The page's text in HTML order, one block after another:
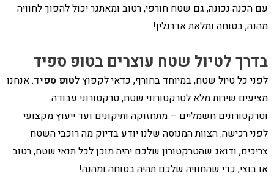
עם הכנה נכונה, גם שטח חורפי, רטוב ומאתגר יכול להפוך לחוויה
מהנה, בטוחה ומלאת אדרנלין!
בדרך לטיול שטח עוצרים בטופ ספיד
לפני כל טיול שטח, במיוחד בחורף, כדאי לקפוץ לטופ ספיד. אנחנו
מציעים שירות מלא לטרקטורוני שטח, טרקטורוני עבודה
וטרקטורונים חשמליים – מתחזוקה ותיקונים ועד ייעוץ מקצועי
לפני רכישה. הצוות המנוסה שלנו יודע בדיוק מה רוכבי השטח
צריכים, ודואג שהטרקטורון שלכם יהיה מוכן לכל תנאי שטח, רטוב
או בוצי, כדי שהחוויה שלכם תהיה בטוחה ומהנה!